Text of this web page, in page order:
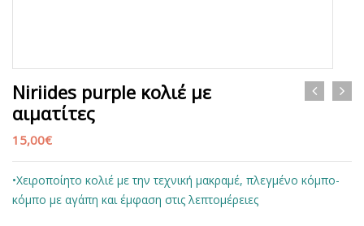
Niriides purple κολιέ με
αιματίτες
15,00€
•Χειροποίητο κολιέ με την τεχνική μακραμέ, πλεγμένο κόμπο-
κόμπο με αγάπη και έμφαση στις λεπτομέρειες